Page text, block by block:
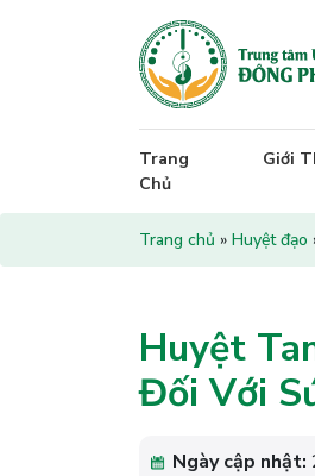
Trang
Chủ
Giới
Trang chủ » Huyệt đạo
Huyệt
Đối Với
Ngày cập nhật: